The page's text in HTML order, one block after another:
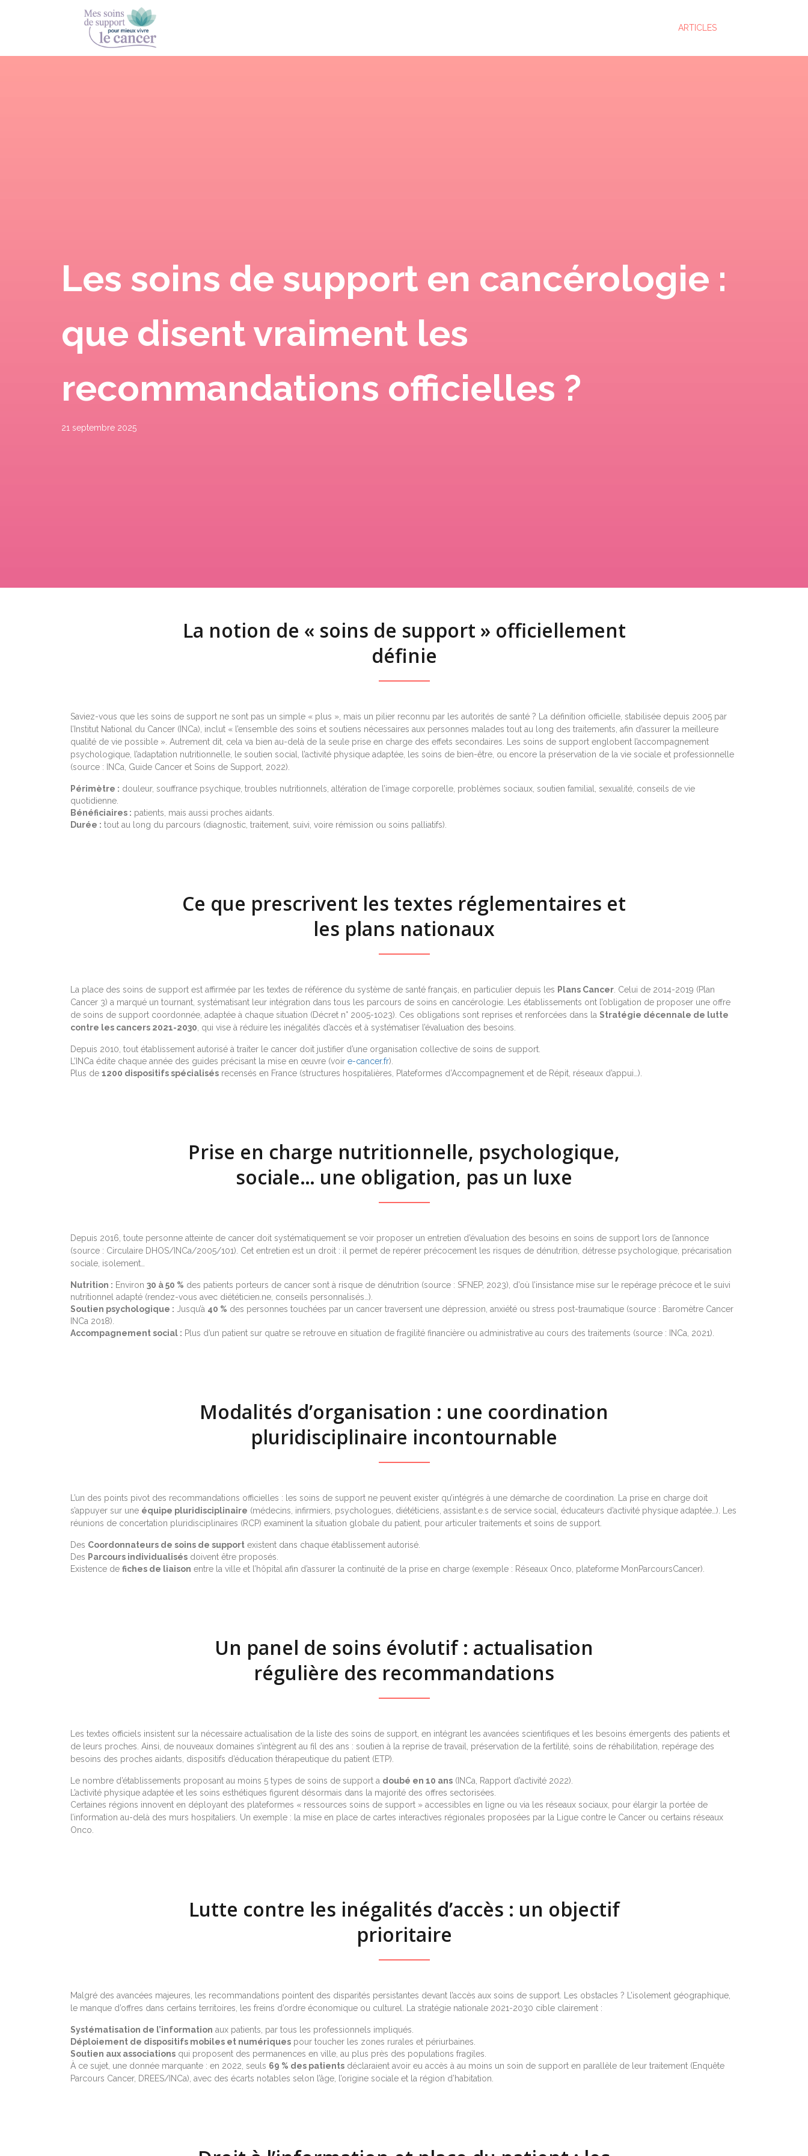
ARTICLES
Les soins de support en cancérologie :
que disent vraiment les
recommandations officielles ?
21 septembre 2025
La notion de « soins de support » officiellement
définie
Saviez-vous que les soins de support ne sont pas un simple « plus », mais un pilier reconnu par les autorités de santé ? La définition officielle, stabilisée depuis 2005 par
l’Institut National du Cancer (INCa), inclut « l’ensemble des soins et soutiens nécessaires aux personnes malades tout au long des traitements, afin d’assurer la meilleure
qualité de vie possible ». Autrement dit, cela va bien au-delà de la seule prise en charge des effets secondaires. Les soins de support englobent l’accompagnement
psychologique, l’adaptation nutritionnelle, le soutien social, l’activité physique adaptée, les soins de bien-être, ou encore la préservation de la vie sociale et professionnelle
(source : INCa, Guide Cancer et Soins de Support, 2022).
Périmètre : douleur, souffrance psychique, troubles nutritionnels, altération de l’image corporelle, problèmes sociaux, soutien familial, sexualité, conseils de vie
quotidienne.
Bénéficiaires : patients, mais aussi proches aidants.
Durée : tout au long du parcours (diagnostic, traitement, suivi, voire rémission ou soins palliatifs).
Ce que prescrivent les textes réglementaires et
les plans nationaux
La place des soins de support est affirmée par les textes de référence du système de santé français, en particulier depuis les Plans Cancer . Celui de 2014-2019 (Plan
Cancer 3) a marqué un tournant, systématisant leur intégration dans tous les parcours de soins en cancérologie. Les établissements ont l’obligation de proposer une offre
de soins de support coordonnée, adaptée à chaque situation (Décret n° 2005-1023). Ces obligations sont reprises et renforcées dans la Stratégie décennale de lutte
contre les cancers 2021-2030 , qui vise à réduire les inégalités d’accès et à systématiser l’évaluation des besoins.
Depuis 2010, tout établissement autorisé à traiter le cancer doit justifier d’une organisation collective de soins de support.
L’INCa édite chaque année des guides précisant la mise en œuvre (voir e-cancer.fr).
Plus de 1200 dispositifs spécialisés recensés en France (structures hospitalières, Plateformes d’Accompagnement et de Répit, réseaux d’appui…).
Prise en charge nutritionnelle, psychologique,
sociale… une obligation, pas un luxe
Depuis 2016, toute personne atteinte de cancer doit systématiquement se voir proposer un entretien d’évaluation des besoins en soins de support lors de l’annonce
(source : Circulaire DHOS/INCa/2005/101). Cet entretien est un droit : il permet de repérer précocement les risques de dénutrition, détresse psychologique, précarisation
sociale, isolement…
Nutrition : Environ 30 à 50 % des patients porteurs de cancer sont à risque de dénutrition (source : SFNEP, 2023), d’où l’insistance mise sur le repérage précoce et le suivi
nutritionnel adapté (rendez-vous avec diététicien.ne, conseils personnalisés…).
Soutien psychologique : Jusqu’à 40 % des personnes touchées par un cancer traversent une dépression, anxiété ou stress post-traumatique (source : Baromètre Cancer
INCa 2018).
Accompagnement social : Plus d’un patient sur quatre se retrouve en situation de fragilité financière ou administrative au cours des traitements (source : INCa, 2021).
Modalités d’organisation : une coordination
pluridisciplinaire incontournable
L’un des points pivot des recommandations officielles : les soins de support ne peuvent exister qu’intégrés à une démarche de coordination. La prise en charge doit
s’appuyer sur une équipe pluridisciplinaire (médecins, infirmiers, psychologues, diététiciens, assistant.e.s de service social, éducateurs d’activité physique adaptée…). Les
réunions de concertation pluridisciplinaires (RCP) examinent la situation globale du patient, pour articuler traitements et soins de support.
Des Coordonnateurs de soins de support existent dans chaque établissement autorisé.
Des Parcours individualisés doivent être proposés.
Existence de fiches de liaison entre la ville et l’hôpital afin d’assurer la continuité de la prise en charge (exemple : Réseaux Onco, plateforme MonParcoursCancer).
Un panel de soins évolutif : actualisation
régulière des recommandations
Les textes officiels insistent sur la nécessaire actualisation de la liste des soins de support, en intégrant les avancées scientifiques et les besoins émergents des patients et
de leurs proches. Ainsi, de nouveaux domaines s’intègrent au fil des ans : soutien à la reprise de travail, préservation de la fertilité, soins de réhabilitation, repérage des
besoins des proches aidants, dispositifs d’éducation thérapeutique du patient (ETP).
Le nombre d’établissements proposant au moins 5 types de soins de support a doubé en 10 ans (INCa, Rapport d’activité 2022).
L’activité physique adaptée et les soins esthétiques figurent désormais dans la majorité des offres sectorisées.
Certaines régions innovent en déployant des plateformes « ressources soins de support » accessibles en ligne ou via les réseaux sociaux, pour élargir la portée de
l’information au-delà des murs hospitaliers. Un exemple : la mise en place de cartes interactives régionales proposées par la Ligue contre le Cancer ou certains réseaux
Onco.
Lutte contre les inégalités d’accès : un objectif
prioritaire
Malgré des avancées majeures, les recommandations pointent des disparités persistantes devant l’accès aux soins de support. Les obstacles ? L’isolement géographique,
le manque d’offres dans certains territoires, les freins d’ordre économique ou culturel. La stratégie nationale 2021-2030 cible clairement :
Systématisation de l’information aux patients, par tous les professionnels impliqués.
Déploiement de dispositifs mobiles et numériques pour toucher les zones rurales et périurbaines.
Soutien aux associations qui proposent des permanences en ville, au plus près des populations fragiles.
À ce sujet, une donnée marquante : en 2022, seuls 69 % des patients déclaraient avoir eu accès à au moins un soin de support en parallèle de leur traitement (Enquête
Parcours Cancer, DREES/INCa), avec des écarts notables selon l’âge, l’origine sociale et la région d’habitation.